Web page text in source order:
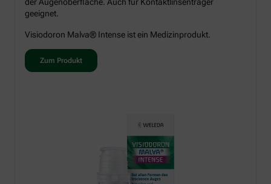
der Augenoberfläche. Auch für Kontaktlinsenträger
geeignet.
Visiodoron Malva® Intense ist ein Medizinprodukt.
Zum Produkt